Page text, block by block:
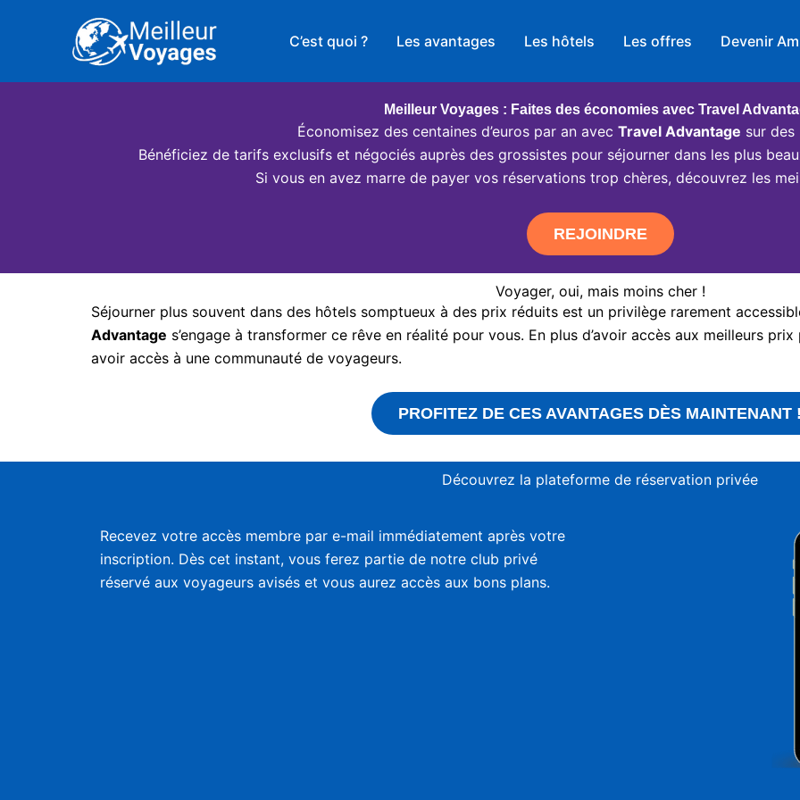
C’est quoi ? Les avantages Les hôtels Les offres Devenir
Meilleur Voyages : Faites des économies avec Travel
Économisez des centaines d’euros par an avec Travel Advantage sur des
Bénéficiez de tarifs exclusifs et négociés auprès des grossistes pour séjourner dans les plus
Si vous en avez marre de payer vos réservations trop chères, découvrez les
REJOINDRE
Voyager, oui, mais moins cher !
Séjourner plus souvent dans des hôtels somptueux à des prix réduits est un privilège rarement
Advantage s’engage à transformer ce rêve en réalité pour vous. En plus d’avoir accès aux meilleurs
avoir accès à une communauté de voyageurs.
PROFITEZ DE CES AVANTAGES DÈS MAINTENANT
Découvrez la plateforme de réservation privée
Recevez votre accès membre par e-mail immédiatement après votre
inscription. Dès cet instant, vous ferez partie de notre club privé
réservé aux voyageurs avisés et vous aurez accès aux bons plans.